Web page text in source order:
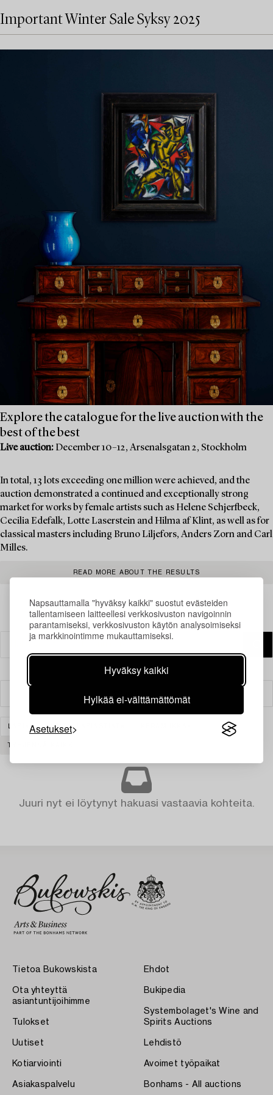
Napsauttamalla "hyväksy kaikki" suostut evästeiden
tallentamiseen laitteellesi verkkosivuston navigoinnin
parantamiseksi, verkkosivuston käytön analysoimiseksi
ja markkinointimme mukauttamiseksi.
Hyväksy kaikki
Hylkää ei-välttämättömät
Asetukset
Important Winter Sale Syksy 2025
Explore the catalogue for the live auction with the
best of the best
Live auction: December 10–12, Arsenalsgatan 2, Stockholm
In total, 13 lots exceeding one million were achieved, and the
auction demonstrated a continued and exceptionally strong
market for works by female artists such as Helene Schjerfbeck,
Cecilia Edefalk, Lotte Laserstein and Hilma af Klint, as well as for
classical masters including Bruno Liljefors, Anders Zorn and Carl
Milles.
READ MORE ABOUT THE RESULTS
LASIT & LASIASTIAT
Juuri nyt ei löytynyt hakuasi vastaavia kohteita.
Tietoa Bukowskista
Ota yhteyttä
asiantuntijoihimme
Tulokset
Uutiset
Kotiarviointi
Asiakaspalvelu
Ehdot
Bukipedia
Systembolaget's Wine and
Spirits Auctions
Lehdistö
Avoimet työpaikat
Bonhams - All auctions